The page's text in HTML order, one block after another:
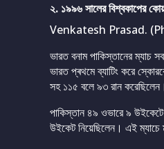
২. ১৯৯৬ সালের বিশ্বকাপের
Venkatesh Prasad.
ভারত বনাম পাকিস্তানের
ভারত প্ৰথমে ব্যাটিং করে
সহ ১১৫ বলে ৯৩ রান করেছিলেন।
পাকিস্তান ৪৯ ওভারে ৯
উইকেট নিয়েছিলেন। এই ম্যাচে